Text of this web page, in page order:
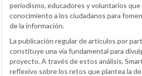
periodismo, educadores y voluntarios
conocimiento a los ciudadanos para
de la información.
La publicación regular de artículos por
constituye una vía fundamental para
proyecto. A través de estos análisis,
reflexivo sobre los retos que plantea la